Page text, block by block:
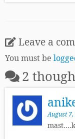
Leave a
You must be
2
August